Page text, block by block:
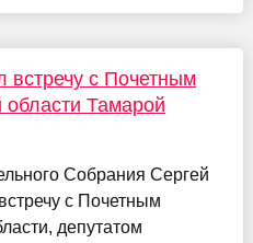
встречу с Почетным
области Тамарой
Собрания Сергей
с Почетным
депутатом